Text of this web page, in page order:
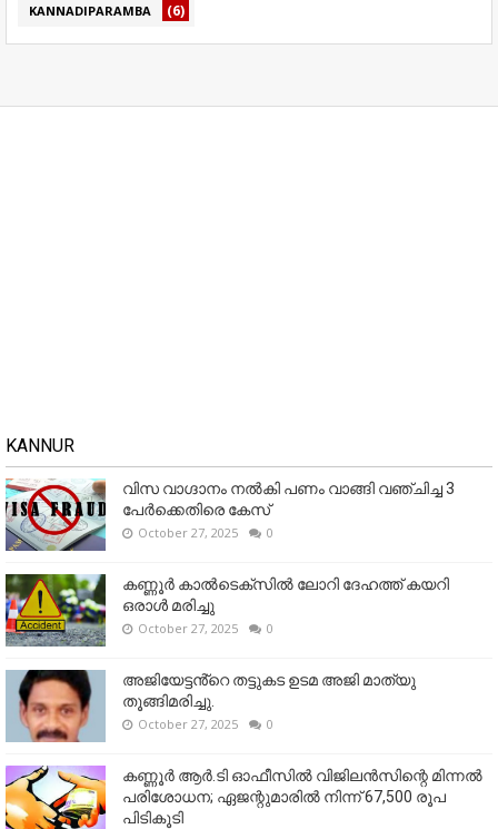
KANNADIPARAMBA (6)
KANNUR
വിസ വാഗ്ദാനം നൽകി പണം വാങ്ങി വഞ്ചിച്ച 3
പേർക്കെതിരെ കേസ്
October 27, 2025 0
കണ്ണൂര്‍ കാല്‍ടെക്‌സില്‍ ലോറി ദേഹത്ത് കയറി
ഒരാള്‍ മരിച്ചു
October 27, 2025 0
അജിയേട്ടൻ്റെ തട്ടുകട ഉടമ അജി മാത്യു
തൂങ്ങിമരിച്ചു.
October 27, 2025 0
കണ്ണൂര്‍ ആര്‍.ടി ഓഫീസില്‍ വിജിലൻസിന്റെ മിന്നല്‍
പരിശോധന; ഏജന്റുമാരില്‍ നിന്ന് 67,500 രൂപ
പിടികൂടി